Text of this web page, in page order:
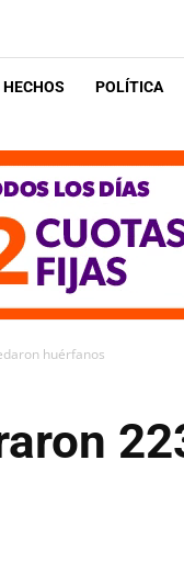
POLÍTICA
huérfanos